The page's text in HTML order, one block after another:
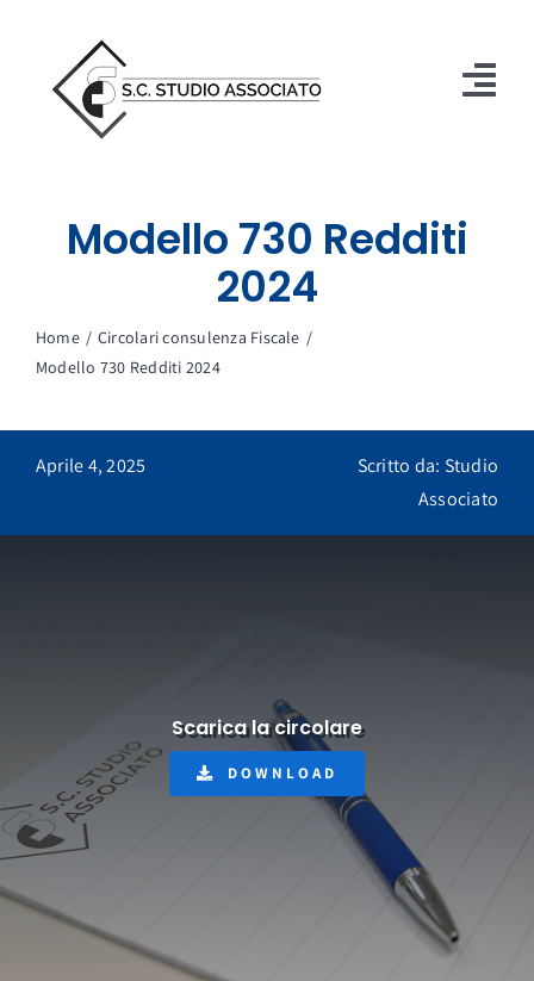
contenuto
Servizi
ASSISTENZA
Modello 730 Redditi
2024
Home
Circolari consulenza Fiscale
Modello 730 Redditi 2024
Aprile 4, 2025
Scritto da: Studio
Associato
Scarica la circolare
DOWNLOAD